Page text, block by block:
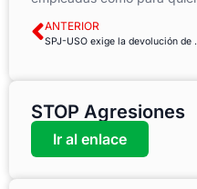
ANTERIOR
SPJ-USO exige la
STOP Agresiones
Ir al enlace